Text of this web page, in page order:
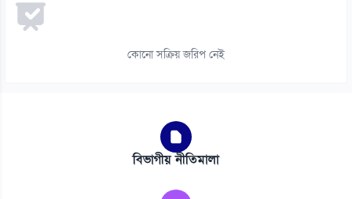
কোনো সক্রিয় জরিপ নেই
বিভাগীয় নীতিমালা